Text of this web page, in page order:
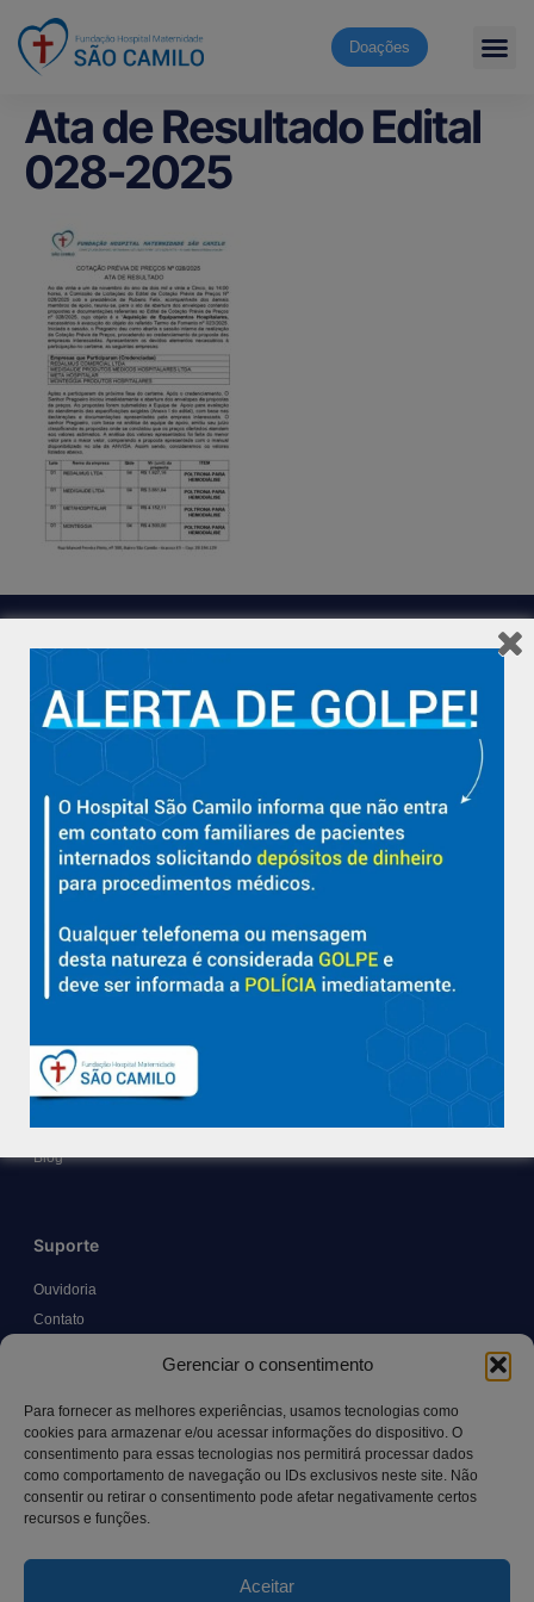
Gerenciar o consentimento
Para fornecer as melhores experiências, usamos tecnologias como
cookies para armazenar e/ou acessar informações do dispositivo. O
consentimento para essas tecnologias nos permitirá processar dados
como comportamento de navegação ou IDs exclusivos neste site. Não
consentir ou retirar o consentimento pode afetar negativamente certos
recursos e funções.
Aceitar
Doações
Ata de Resultado Edital
028-2025
Hospital São Camilo – há mais de 50 anos cuidando da saúde
com qualidade, acolhimento e compromisso com a vida em
Aracruz e região.
Sobre
Diretorias
Políticas e Normas
Trabalhe Conosco
Blog
Suporte
Ouvidoria
Contato
Canal LGPD e Segurança da Informação
Contato